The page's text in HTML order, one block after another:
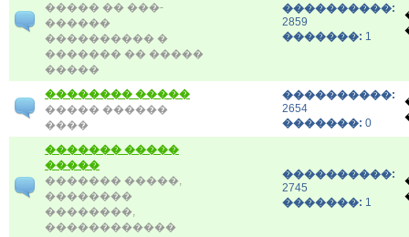
����� �� ���-
������
���������� �
������� �� �����
�����
����������:
2859
�������: 1
�������� �����
����� ������
����
����������:
2654
�������: 0
������� �����
�����
������� �����,
��������
��������,
������������
����������:
2745
�������: 1